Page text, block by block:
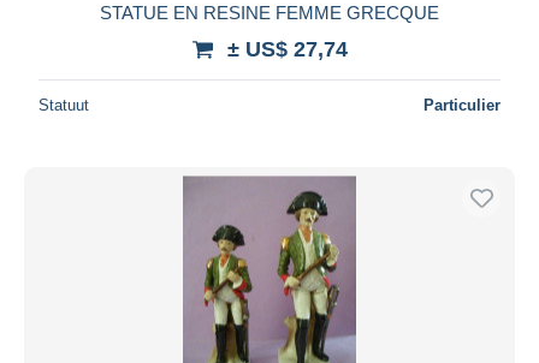
STATUE EN RESINE FEMME GRECQUE
± US$ 27,74
Statuut Particulier